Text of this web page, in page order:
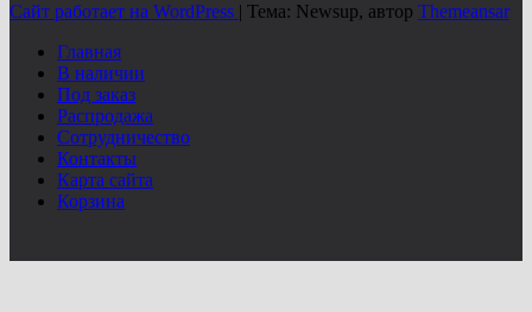
Сайт работает на WordPress | Тема: Newsup, автор Themeansar
Главная
В наличии
Под заказ
Распродажа
Сотрудничество
Контакты
Карта сайта
Корзина